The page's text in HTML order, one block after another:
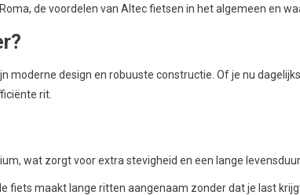
de voordelen van Altec fietsen in het algemeen en
moderne design en robuuste constructie. Of je nu
rit.
wat zorgt voor extra stevigheid en een lange levensduur.
fiets maakt lange ritten aangenaam zonder dat je last